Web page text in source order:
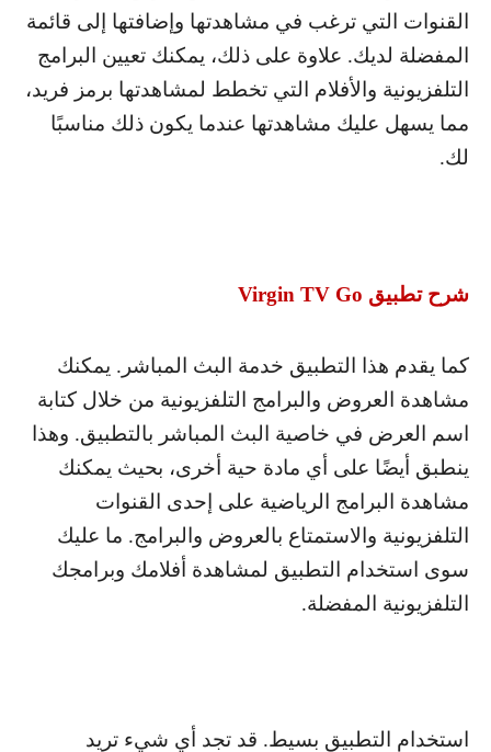
القنوات التي ترغب في مشاهدتها وإضافتها إلى قائمة
المفضلة لديك. علاوة على ذلك، يمكنك تعيين البرامج
التلفزيونية والأفلام التي تخطط لمشاهدتها برمز فريد،
مما يسهل عليك مشاهدتها عندما يكون ذلك مناسبًا
لك.
شرح تطبيق Virgin TV Go
كما يقدم هذا التطبيق خدمة البث المباشر. يمكنك
مشاهدة العروض والبرامج التلفزيونية من خلال كتابة
اسم العرض في خاصية البث المباشر بالتطبيق. وهذا
ينطبق أيضًا على أي مادة حية أخرى، بحيث يمكنك
مشاهدة البرامج الرياضية على إحدى القنوات
التلفزيونية والاستمتاع بالعروض والبرامج. ما عليك
سوى استخدام التطبيق لمشاهدة أفلامك وبرامجك
التلفزيونية المفضلة.
استخدام التطبيق بسيط. قد تجد أي شيء تريد